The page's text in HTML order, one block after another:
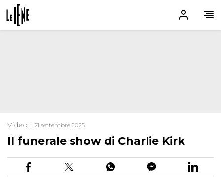
Video | 21 settembre 2025
Il funerale show di Charlie Kirk